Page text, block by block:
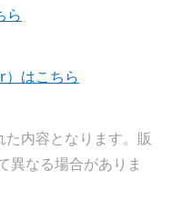
ら
）はこちら
内容となります。販
異なる場合がありま